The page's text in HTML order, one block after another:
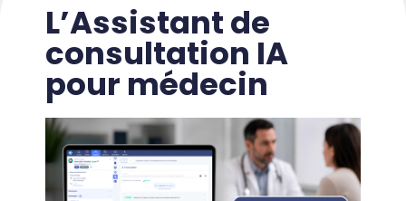
L’Assistant de
consultation IA
pour médecin